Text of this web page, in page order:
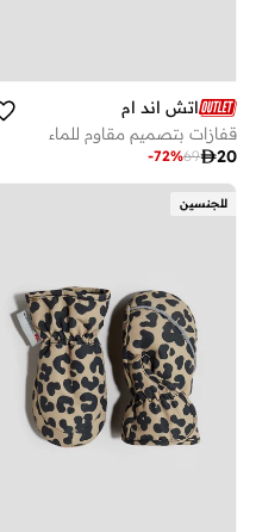
اتش اند ام
قفازات بتصميم مقاوم للماء
20
69
-72%
للجنسين